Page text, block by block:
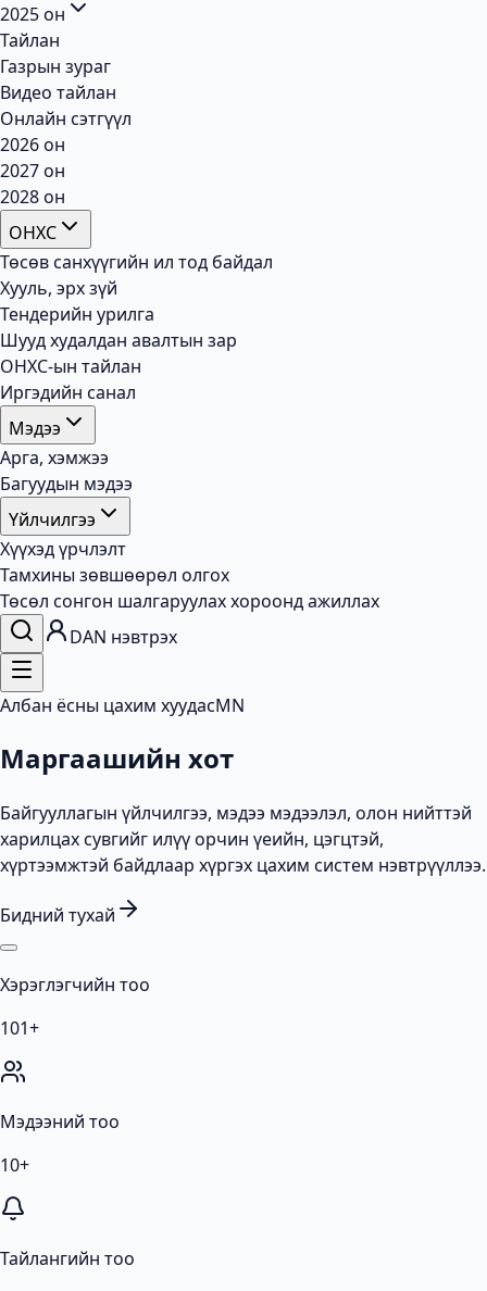
2025 он
Тайлан
Газрын зураг
Видео тайлан
Онлайн сэтгүүл
2026 он
2027 он
2028 он
ОНХС
Төсөв санхүүгийн ил тод байдал
Хууль, эрх зүй
Тендерийн урилга
Шууд худалдан авалтын зар
ОНХС-ын тайлан
Иргэдийн санал
Мэдээ
Арга, хэмжээ
Багуудын мэдээ
Үйлчилгээ
Хүүхэд үрчлэлт
Тамхины зөвшөөрөл олгох
Төсөл сонгон шалгаруулах хороонд ажиллах
DAN нэвтрэх
Албан ёсны цахим хуудасMN
Маргаашийн хот
Байгууллагын үйлчилгээ, мэдээ мэдээлэл, олон нийттэй
харилцах сувгийг илүү орчин үеийн, цэгцтэй,
хүртээмжтэй байдлаар хүргэх цахим систем нэвтрүүллээ.
Бидний тухай
Хэрэглэгчийн тоо
101+
Мэдээний тоо
10+
Тайлангийн тоо